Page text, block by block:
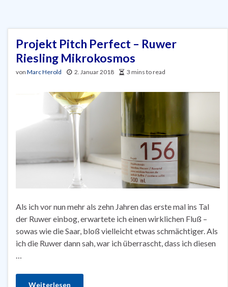
Projekt Pitch Perfect – Ruwer
Riesling Mikrokosmos
von Marc Herold 2. Januar 2018 3 mins to read
Als ich vor nun mehr als zehn Jahren das erste mal ins Tal
der Ruwer einbog, erwartete ich einen wirklichen Fluß –
sowas wie die Saar, bloß vielleicht etwas schmächtiger. Als
ich die Ruwer dann sah, war ich überrascht, dass ich diesen
Weiterlesen